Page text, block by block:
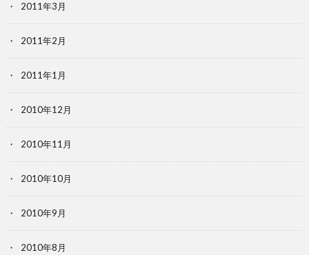
2011年3月
2011年2月
2011年1月
2010年12月
2010年11月
2010年10月
2010年9月
2010年8月